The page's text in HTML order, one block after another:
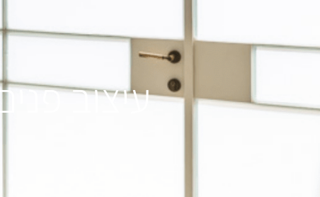
עיצוב